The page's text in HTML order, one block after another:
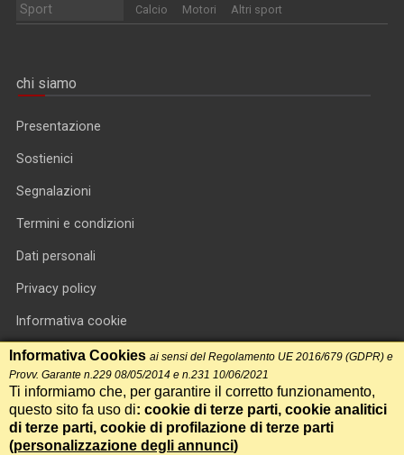
Sport Calcio Motori Altri sport
chi siamo
Presentazione
Sostienici
Segnalazioni
Termini e condizioni
Dati personali
Privacy policy
Informativa cookie
RSS feed
RSS Top News
Contatti
Informativa Cookies ai sensi del Regolamento UE 2016/679 (GDPR) e
Provv. Garante n.229 08/05/2014 e n.231 10/06/2021
Ti informiamo che, per garantire il corretto funzionamento,
questo sito fa uso di: cookie di terze parti, cookie analitici
di terze parti, cookie di profilazione di terze parti
(personalizzazione degli annunci)